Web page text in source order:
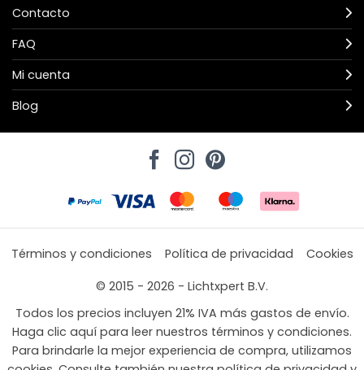
Contacto
FAQ
Mi cuenta
Blog
Términos y condiciones Política de privacidad
Cookies
© 2015 - 2026 - Lichtxpert B.V.
Todos los precios incluyen 21% IVA más gastos de envío.
Haga clic aquí para leer nuestros términos y condiciones.
Para brindarle la mejor experiencia de compra, utilizamos